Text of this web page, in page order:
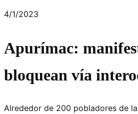
4/1/2023
Apurímac:
bloquean vía
Alrededor de 200 pobladores de